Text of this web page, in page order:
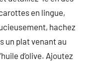
en lingue,
hachez
un plat venant au
d’olive. Ajoutez